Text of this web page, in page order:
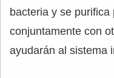
bacteria y se
conjuntamente con
ayudarán al sistema